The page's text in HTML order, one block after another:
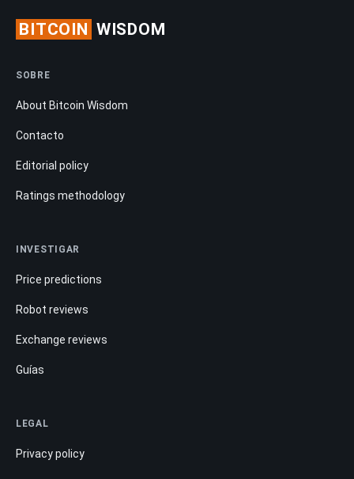
BITCOIN WISDOM
SOBRE
About Bitcoin Wisdom
Contacto
Editorial policy
Ratings methodology
INVESTIGAR
Price predictions
Robot reviews
Exchange reviews
Guías
LEGAL
Privacy policy